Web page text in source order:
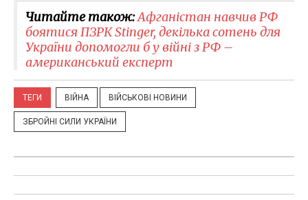
Читайте також:Афганістан навчив РФ
боятися ПЗРК Stinger​, декілька сотень для
України допомогли б у війні з РФ –
американський експерт
ТЕГИ ВІЙНА ВІЙСЬКОВІ НОВИНИ
ЗБРОЙНІ СИЛИ УКРАЇНИ